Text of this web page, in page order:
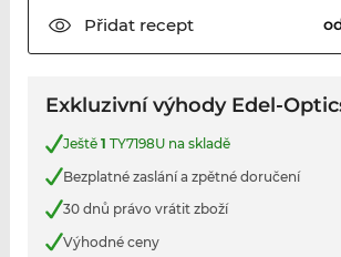
Přidatrecept
Exkluzivní výhody Edel-
Ještě 1 TY7198U na skladě
Bezplatné zaslání a zpětné doručení
30 dnů právo vrátit zboží
Výhodné ceny